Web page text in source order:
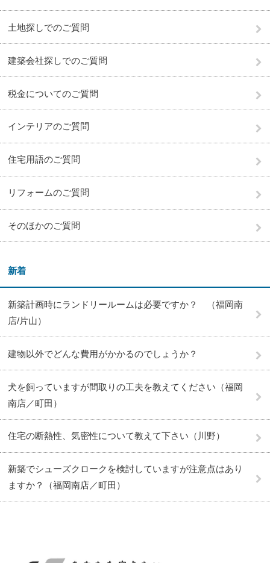
土地探しでのご質問
建築会社探しでのご質問
税金についてのご質問
インテリアのご質問
住宅用語のご質問
リフォームのご質問
そのほかのご質問
新着
新築計画時にランドリールームは必要ですか？ （福岡南
店/片山）
建物以外でどんな費用がかかるのでしょうか？
犬を飼っていますが間取りの工夫を教えてください（福岡
南店／町田）
住宅の断熱性、気密性について教えて下さい（川野）
新築でシューズクロークを検討していますが注意点はあり
ますか？（福岡南店／町田）